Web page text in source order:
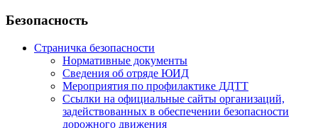
Безопасность
Страничка безопасности
Нормативные документы
Сведения об отряде ЮИД
Мероприятия по профилактике ДДТТ
Ссылки на официальные сайты организаций,
задействованных в обеспечении безопасности
дорожного движения